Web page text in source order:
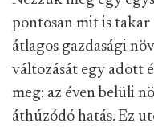
pontosan mit is takar
átlagos gazdasági
változását egy adott
meg: az éven belüli
áthúzódó hatás. Ez